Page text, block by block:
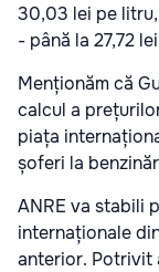
30,03 lei pe
- până la 27,72
Menționăm că
calcul a
piața
șoferi la
ANRE va stabili
internaționale
anterior. Potrivit